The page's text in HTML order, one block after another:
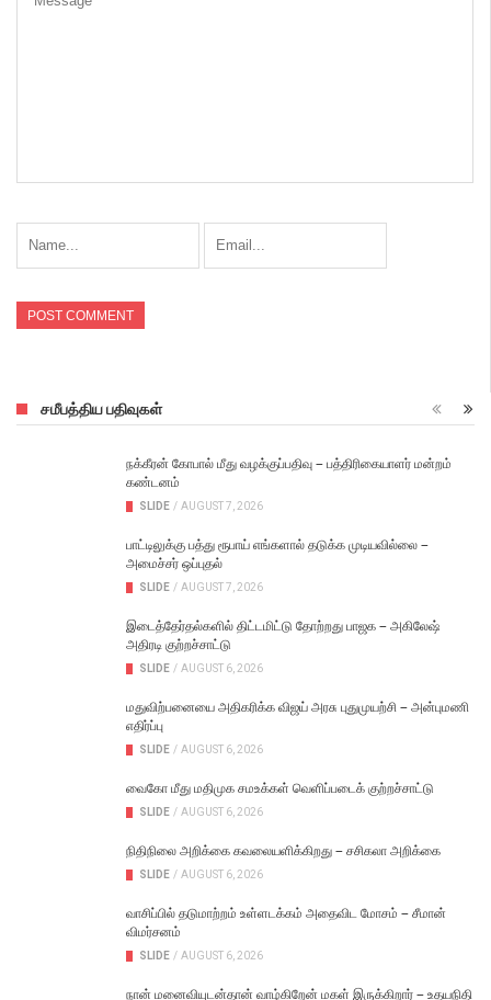
சமீபத்திய பதிவுகள்
நக்கீரன் கோபால் மீது வழக்குப்பதிவு – பத்திரிகையாளர் மன்றம்
கண்டனம்
SLIDE / AUGUST 7, 2026
பாட்டிலுக்கு பத்து ரூபாய் எங்களால் தடுக்க முடியவில்லை –
அமைச்சர் ஒப்புதல்
SLIDE / AUGUST 7, 2026
இடைத்தேர்தல்களில் திட்டமிட்டு தோற்றது பாஜக – அகிலேஷ்
அதிரடி குற்றச்சாட்டு
SLIDE / AUGUST 6, 2026
மதுவிற்பனையை அதிகரிக்க விஜய் அரசு புதுமுயற்சி – அன்புமணி
எதிர்ப்பு
SLIDE / AUGUST 6, 2026
வைகோ மீது மதிமுக சமஉக்கள் வெளிப்படைக் குற்றச்சாட்டு
SLIDE / AUGUST 6, 2026
நிதிநிலை அறிக்கை கவலையளிக்கிறது – சசிகலா அறிக்கை
SLIDE / AUGUST 6, 2026
வாசிப்பில் தடுமாற்றம் உள்ளடக்கம் அதைவிட மோசம் – சீமான்
விமர்சனம்
SLIDE / AUGUST 6, 2026
நான் மனைவியுடன்தான் வாழ்கிறேன் மகள் இருக்கிறார் – உதயநிதி